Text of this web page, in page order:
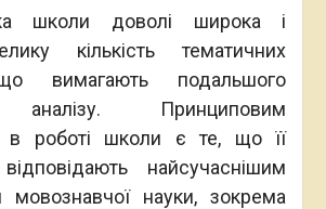
школи доволі широка і
кількість тематичних
вимагають подальшого
аналізу. Принциповим
в роботі школи є те, що її
найсучаснішим
мовознавчої науки, зокрема